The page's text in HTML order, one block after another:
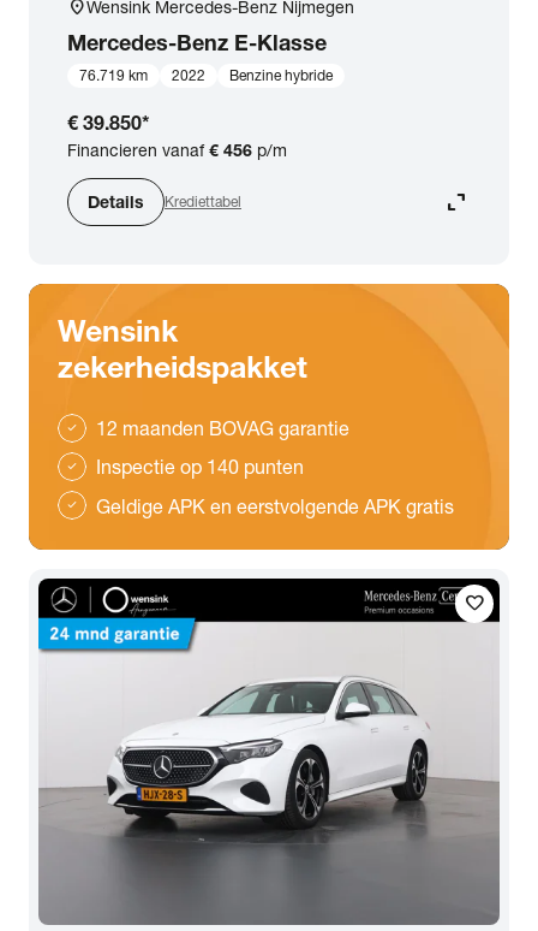
location_onWensink Mercedes-Benz Nijmegen
Mercedes-Benz E-Klasse
76.719 km 2022 Benzine hybride
€ 39.850*
Financieren vanaf€ 456 p/m
Details Krediettabel expand_content
Wensink
zekerheidspakket
check 12 maanden BOVAG garantie
check Inspectie op 140 punten
check Geldige APK en eerstvolgende APK gratis
favorite